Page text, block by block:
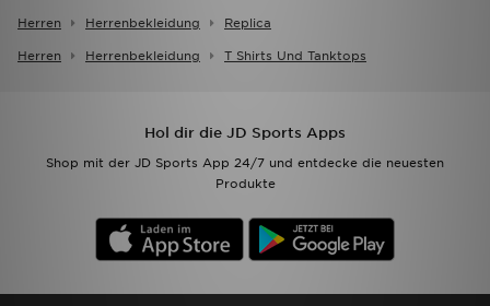
Herren Herrenbekleidung Replica
Herren Herrenbekleidung T Shirts Und Tanktops
Hol dir die JD Sports Apps
Shop mit der JD Sports App 24/7 und entdecke die neuesten
Produkte